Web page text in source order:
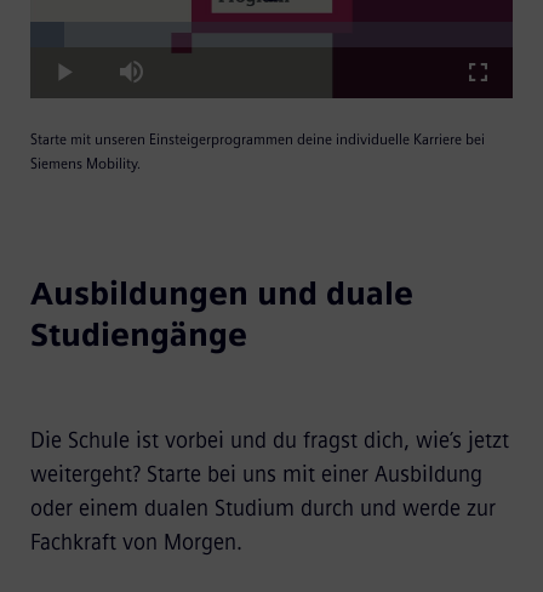
Play Mute
Starte mit unseren Einsteigerprogrammen deine individuelle Karriere bei
Siemens Mobility.
Ausbildungen und duale
Studiengänge
Die Schule ist vorbei und du fragst dich, wie’s jetzt
weitergeht? Starte bei uns mit einer Ausbildung
oder einem dualen Studium durch und werde zur
Fachkraft von Morgen.